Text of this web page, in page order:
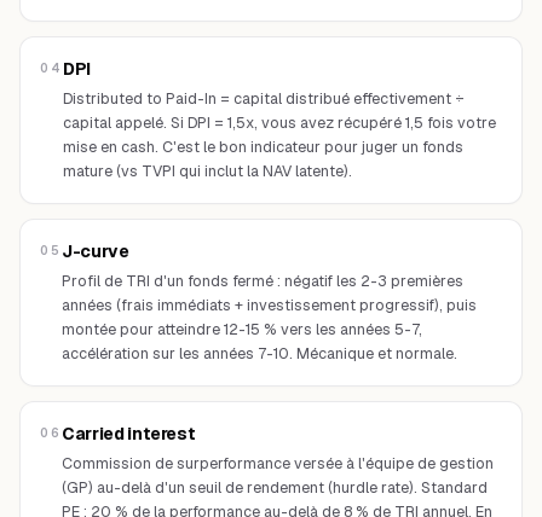
04 DPI
Distributed to Paid-In = capital distribué effectivement ÷
capital appelé. Si DPI = 1,5x, vous avez récupéré 1,5 fois votre
mise en cash. C'est le bon indicateur pour juger un fonds
mature (vs TVPI qui inclut la NAV latente).
05 J-curve
Profil de TRI d'un fonds fermé : négatif les 2-3 premières
années (frais immédiats + investissement progressif), puis
montée pour atteindre 12-15 % vers les années 5-7,
accélération sur les années 7-10. Mécanique et normale.
06 Carried interest
Commission de surperformance versée à l'équipe de gestion
(GP) au-delà d'un seuil de rendement (hurdle rate). Standard
PE : 20 % de la performance au-delà de 8 % de TRI annuel. En